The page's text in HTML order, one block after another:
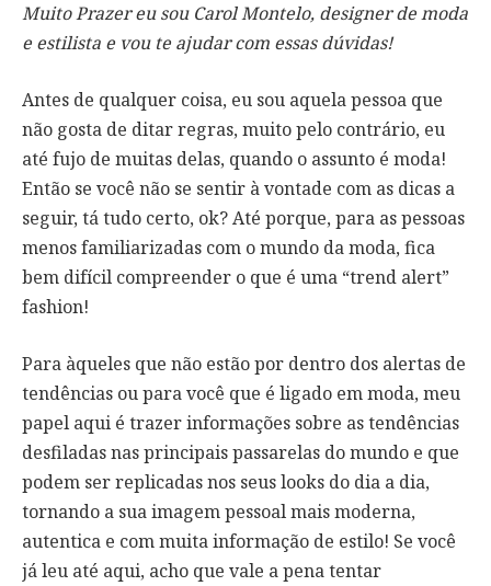
Muito Prazer eu sou Carol Montelo, designer de moda
e estilista e vou te ajudar com essas dúvidas!
Antes de qualquer coisa, eu sou aquela pessoa que
não gosta de ditar regras, muito pelo contrário, eu
até fujo de muitas delas, quando o assunto é moda!
Então se você não se sentir à vontade com as dicas a
seguir, tá tudo certo, ok? Até porque, para as pessoas
menos familiarizadas com o mundo da moda, fica
bem difícil compreender o que é uma “trend alert”
fashion!
Para àqueles que não estão por dentro dos alertas de
tendências ou para você que é ligado em moda, meu
papel aqui é trazer informações sobre as tendências
desfiladas nas principais passarelas do mundo e que
podem ser replicadas nos seus looks do dia a dia,
tornando a sua imagem pessoal mais moderna,
autentica e com muita informação de estilo! Se você
já leu até aqui, acho que vale a pena tentar